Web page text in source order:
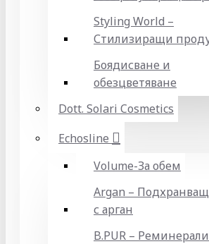
Styling World –
Стилизиращи
Боядисване и
обезцветяване
Dott. Solari Cosmetics
Echosline
Volume-За обем
Argan –
с арган
B.PUR –